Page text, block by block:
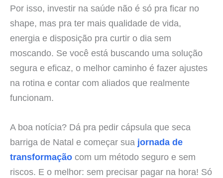
Por isso, investir na saúde não é só pra ficar no
shape, mas pra ter mais qualidade de vida,
energia e disposição pra curtir o dia sem
moscando. Se você está buscando uma solução
segura e eficaz, o melhor caminho é fazer ajustes
na rotina e contar com aliados que realmente
funcionam.
A boa notícia? Dá pra pedir cápsula que seca
barriga de Natal e começar sua jornada de
transformação com um método seguro e sem
riscos. E o melhor: sem precisar pagar na hora! Só